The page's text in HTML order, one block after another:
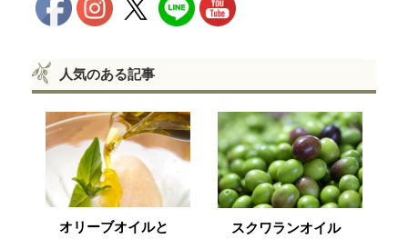
人気のある記事
オリーブオイルと
スクワランオイル